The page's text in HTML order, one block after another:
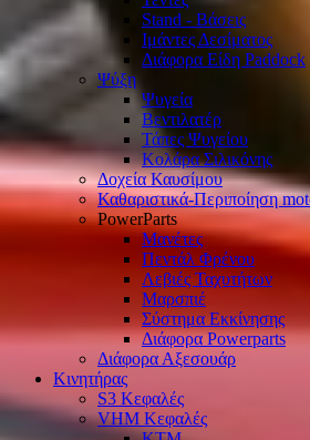
Stand - Βάσεις
Ιμάντες Δεσίματος
Διάφορα Είδη Paddock
Ψύξη
Ψυγεία
Βεντιλατέρ
Τάπες Ψυγείου
Κολάρα Σιλικόνης
Δοχεία Καυσίμου
Καθαριστικά-Περιποίηση
PowerParts
Μανέτες
Πεντάλ Φρένου
Λεβιές Ταχυτήτων
Μαρσπιέ
Σύστημα Εκκίνησης
Διάφορα Powerparts
Διάφορα Αξεσουάρ
Κινητήρας
S3 Κεφαλές
VHM Κεφαλές